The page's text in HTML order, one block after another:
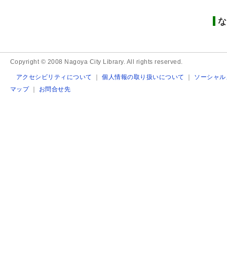
Copyright © 2008 Nagoya City Library. All rights reserved.
アクセシビリティについて ｜個人情報の取り扱いについて ｜ ソーシャ
マップ｜ お問合せ先